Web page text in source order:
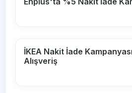
İKEA Nakit İade
Alışveriş